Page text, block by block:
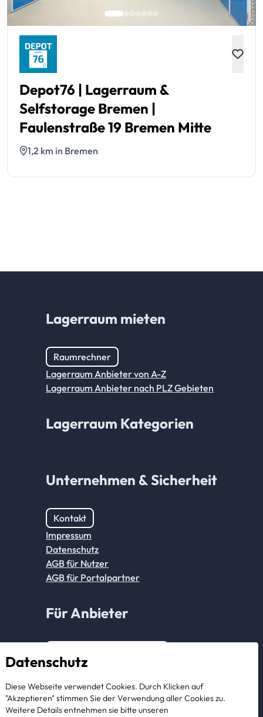
Depot76 | Lagerraum &
Selfstorage Bremen |
Faulenstraße 19 Bremen Mitte
1,2 km in Bremen
Datenschutz
Diese Webseite verwendet Cookies. Durch Klicken auf
"Akzeptieren" stimmen Sie der Verwendung aller Cookies zu.
Weitere Details entnehmen sie bitte unseren
Lagerraum mieten
Raumrechner
Lagerraum Anbieter von A-Z
Lagerraum Anbieter nach PLZ Gebieten
Lagerraum Kategorien
Unternehmen & Sicherheit
Kontakt
Impressum
Datenschutz
AGB für Nutzer
AGB für Portalpartner
Für Anbieter
Als Anbieter registrieren